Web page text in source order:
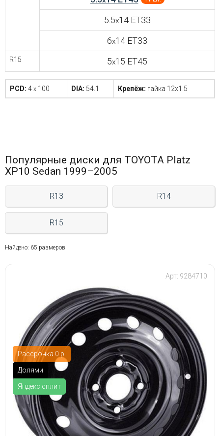
5.5x14 ET33
6x14 ET33
R15 5x15 ET45
PCD: 4 x 100 DIA: 54.1 Крепёж: гайка 12x1.5
Популярные диски для TOYOTA Platz
XP10 Sedan 1999–2005
R13 R14
R15
Найдено: 65 размеров
Рассрочка 0 р.
Долями
Яндекс.сплит
Арт: 9284710